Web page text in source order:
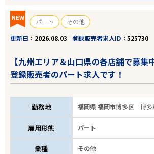
NEW パート
その他
更新日
2026.08.03 登録販売者求人ID 525730
【九州エリア＆山口県の各店舗で募
登録販売者のパート求人です！
勤務地 福岡県 福岡市博多区博多
雇用形態 パート
業種 その他